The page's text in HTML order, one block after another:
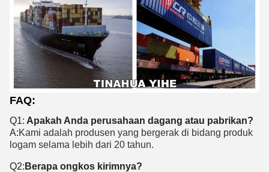
FAQ:
Q1: Apakah Anda perusahaan dagang atau pabrikan?
A:Kami adalah produsen yang bergerak di bidang produk
logam selama lebih dari 20 tahun.
Q2: Berapa ongkos kirimnya?